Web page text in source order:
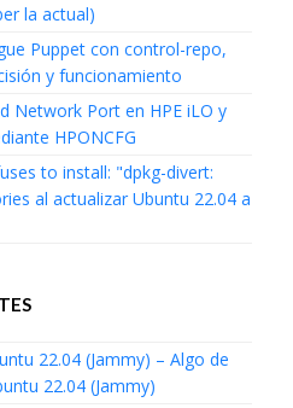
la actual)
Puppet con control-repo,
y funcionamiento
Network Port en HPE iLO y
HPONCFG
to install: "dpkg-divert:
al actualizar Ubuntu 22.04 a
22.04 (Jammy) – Algo de
22.04 (Jammy)